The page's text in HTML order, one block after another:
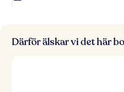
Därför älskar vi det här